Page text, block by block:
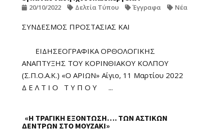
20/10/2022 Δελτία Τύπου Έγγραφα Νέα
ΣΥΝΔΕΣΜΟΣ ΠΡΟΣΤΑΣΙΑΣ ΚΑΙ
ΕΙΔΗΣΕΟΓΡΑΦΙΚΑ ΟΡΘΟΛΟΓΙΚΗΣ
ΑΝΑΠΤΥΞΗΣ ΤΟΥ ΚΟΡΙΝΘΙΑΚΟΥ ΚΟΛΠΟΥ
(Σ.Π.Ο.Α.Κ.) «Ο ΑΡΙΩΝ» Αίγιο, 11 Μαρτίου 2022
Δ Ε Λ Τ Ι Ο Τ Υ Π Ο Υ ...
«Η ΤΡΑΓΙΚΗ ΕΞΟΝΤΩΣΗ…. ΤΩΝ ΑΣΤΙΚΩΝ
ΔΕΝΤΡΩΝ ΣΤΟ ΜΟΥΖΑΚΙ»